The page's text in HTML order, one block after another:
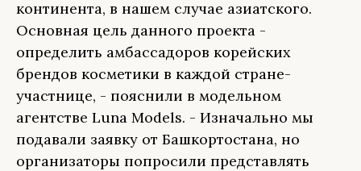
континента, в нашем случае азиатского.
Основная цель данного проекта -
определить амбассадоров корейских
брендов косметики в каждой стране-
участнице, - пояснили в модельном
агентстве Luna Models. - Изначально мы
подавали заявку от Башкортостана, но
организаторы попросили представлять